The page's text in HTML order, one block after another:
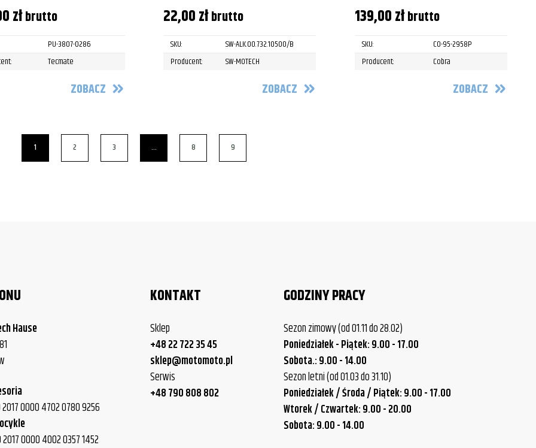
złbrutto
PU-3807-0286
Tecmate
ZOBACZ
22,00złbrutto
SKU:
SW-ALK.00.732.10500/B
Producent:
SW-MOTECH
ZOBACZ
139,00złbrutto
SKU:
CO-95-2958P
Producent:
Cobra
ZOBACZ
1 2 3 … 8 9
Hause
2017 0000 4702 0780 9256
2017 0000 4002 0357 1452
KONTAKT
Sklep
+48 22 722 35 45
sklep@motomoto.pl
Serwis
+48 790 808 802
GODZINY PRACY
Sezon zimowy (od 01.11 do 28.02)
Poniedziałek - Piątek: 9.00 - 17.00
Sobota.: 9.00 - 14.00
Sezon letni (od 01.03 do 31.10)
Poniedziałek / Środa / Piątek: 9.00 - 17.00
Wtorek / Czwartek: 9.00 - 20.00
Sobota: 9.00 - 14.00